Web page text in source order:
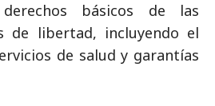
básicos de las
de libertad, incluyendo el
de salud y garantías